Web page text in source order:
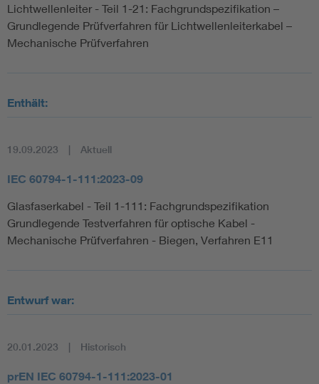
Lichtwellenleiter - Teil 1-21: Fachgrundspezifikation –
Grundlegende Prüfverfahren für Lichtwellenleiterkabel –
Mechanische Prüfverfahren
Enthält:
19.09.2023 Aktuell
IEC 60794-1-111:2023-09
Glasfaserkabel - Teil 1-111: Fachgrundspezifikation
Grundlegende Testverfahren für optische Kabel -
Mechanische Prüfverfahren - Biegen, Verfahren E11
Entwurf war:
20.01.2023 Historisch
prEN IEC 60794-1-111:2023-01